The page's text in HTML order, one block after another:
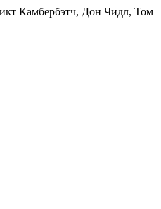
Камбербэтч, Дон Чидл, Том